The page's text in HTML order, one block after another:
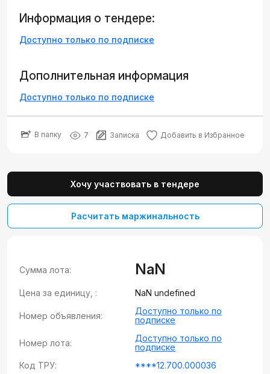
Информация о тендере:
Доступно только по подписке
Дополнительная информация
Доступно только по подписке
В папку 7 Записка Добавить в Избранное
Хочу участвовать в тендере
Расчитать маржинальность
Сумма лота: NaN
Цена за единицу, : NaN undefined
Номер объявления:
Доступно только по
подписке
Номер лота:
Доступно только по
подписке
Код ТРУ:
****12.700.000036